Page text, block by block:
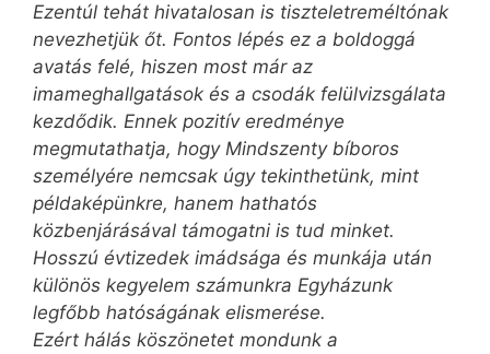
Ezentúl tehát hivatalosan is tiszteletreméltónak
nevezhetjük őt. Fontos lépés ez a boldoggá
avatás felé, hiszen most már az
imameghallgatások és a csodák felülvizsgálata
kezdődik. Ennek pozitív eredménye
megmutathatja, hogy Mindszenty bíboros
személyére nemcsak úgy tekinthetünk, mint
példaképünkre, hanem hathatós
közbenjárásával támogatni is tud minket.
Hosszú évtizedek imádsága és munkája után
különös kegyelem számunkra Egyházunk
legfőbb hatóságának elismerése.
Ezért hálás köszönetet mondunk a